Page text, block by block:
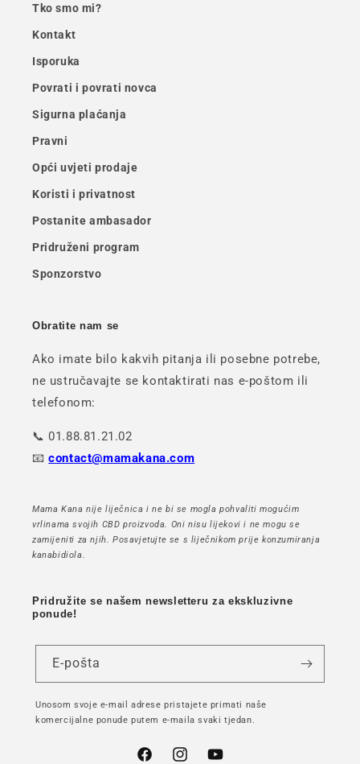
Tko smo mi?
Kontakt
Isporuka
Povrati i povrati novca
Sigurna plaćanja
Pravni
Opći uvjeti prodaje
Koristi i privatnost
Postanite ambasador
Pridruženi program
Sponzorstvo
Obratite nam se
Ako imate bilo kakvih pitanja ili posebne potrebe,
ne ustručavajte se kontaktirati nas e-poštom ili
telefonom:
📞 01.88.81.21.02
📧contact@mamakana.com
Mama Kana nije liječnica i ne bi se mogla pohvaliti mogućim
vrlinama svojih CBD proizvoda. Oni nisu lijekovi i ne mogu se
zamijeniti za njih. Posavjetujte se s liječnikom prije konzumiranja
kanabidiola.
Pridružite se našem newsletteru za ekskluzivne
ponude!
E-pošta
Unosom svoje e-mail adrese pristajete primati naše
komercijalne ponude putem e-maila svaki tjedan.